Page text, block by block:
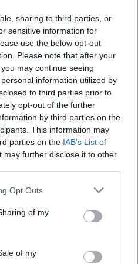
sharing to third parties, or
sensitive information for
use the below opt-out
Please note that after your
may continue seeing
information utilized by
to third parties prior to
opt-out of the further
by third parties on the
This information may
parties on the IAB’s List of
may further disclose it to other
Opt Outs
of my
of my
a Córdoba